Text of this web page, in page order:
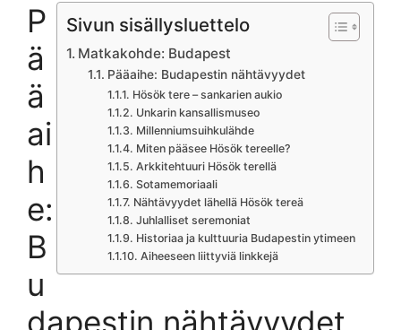
Sivun sisällysluettelo
Matkakohde: Budapest
Pääaihe: Budapestin nähtävyydet
Hösök tere – sankarien aukio
Unkarin kansallismuseo
Millenniumsuihkulähde
Miten pääsee Hösök tereelle?
Arkkitehtuuri Hösök terellä
Sotamemoriaali
Nähtävyydet lähellä Hösök tereä
Juhlalliset seremoniat
Historiaa ja kulttuuria Budapestin ytimeen
Aiheeseen liittyviä linkkejä
P
ä
ä
ai
h
e:
B
u
dapestin nähtävyydet